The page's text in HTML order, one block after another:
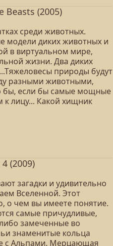
Beasts (2005)
среди животных.
модели диких животных и
в виртуальном мире,
жизни. Два диких
природы будут
разными животными,
бы, если бы самые мощные
лицу... Какой хищник
(2009)
загадки и удивительно
Вселенной. Этот
о чем вы имеете понятие.
самые причудливые,
замеченные во
знаменитые кольца
с Альпами. Мерцающая